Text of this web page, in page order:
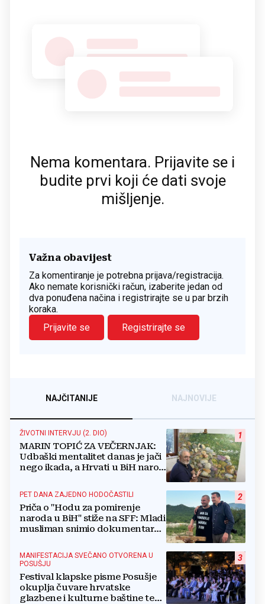
Nema komentara. Prijavite se i
budite prvi koji će dati svoje
mišljenje.
Važna obavijest
Za komentiranje je potrebna prijava/registracija.
Ako nemate korisnički račun, izaberite jedan od
dva ponuđena načina i registrirajte se u par brzih
koraka.
Prijavite se
Registrirajte se
NAJČITANIJE NAJNOVIJE
1
ŽIVOTNI INTERVJU (2. DIO)
MARIN TOPIĆ ZA VEČERNJAK:
Udbaški mentalitet danas je jači
nego ikada, a Hrvati u BiH narod
2
PET DANA ZAJEDNO HODOČASTILI
Priča o "Hodu za pomirenje
naroda u BiH" stiže na SFF: Mladi
musliman snimio dokumentarac
3
MANIFESTACIJA SVEČANO OTVORENA U
POSUŠJU
Festival klapske pisme Posušje
okuplja čuvare hrvatske
glazbene i kulturne baštine te